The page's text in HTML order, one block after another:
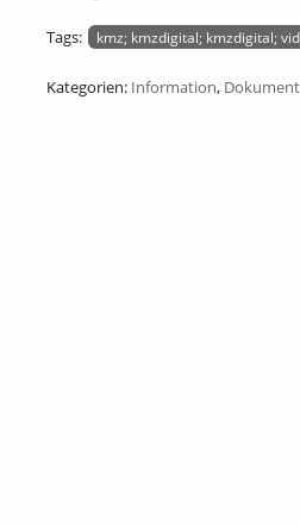
Tags: kmz; kmzdigital; kmzdigital;
Kategorien: Information,